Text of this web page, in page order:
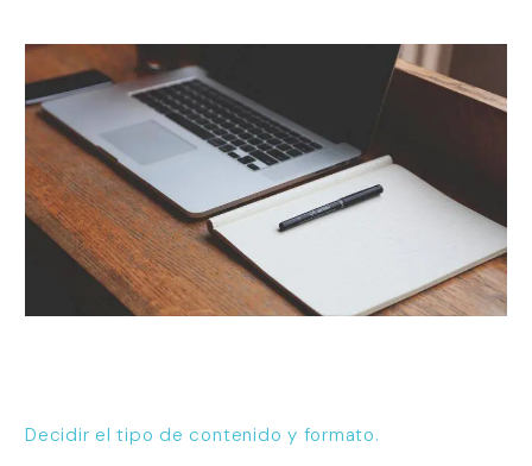
Decidir el tipo de contenido y formato.